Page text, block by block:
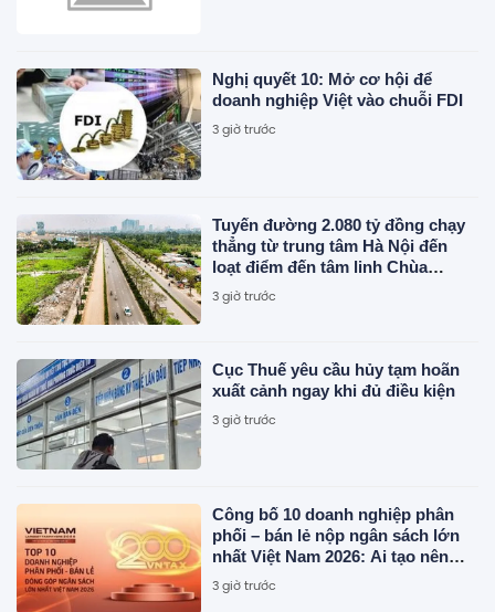
Nghị quyết 10: Mở cơ hội để
doanh nghiệp Việt vào chuỗi FDI
3 giờ trước
Tuyến đường 2.080 tỷ đồng chạy
thẳng từ trung tâm Hà Nội đến
loạt điểm đến tâm linh Chùa
Hương, Tam Chúc, Bái Đính...
đang được đẩy nhanh tiến độ
3 giờ trước
Cục Thuế yêu cầu hủy tạm hoãn
xuất cảnh ngay khi đủ điều kiện
3 giờ trước
Công bố 10 doanh nghiệp phân
phối – bán lẻ nộp ngân sách lớn
nhất Việt Nam 2026: Ai tạo nên
gần 12.900 tỷ đồng?
3 giờ trước